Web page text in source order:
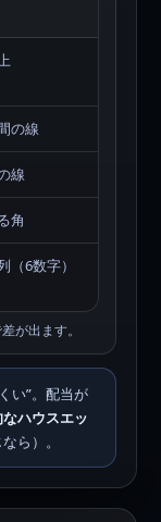
の線
線
角
（6数字）
が出ます。
い”。配当が
ハウスエッ
ら）。